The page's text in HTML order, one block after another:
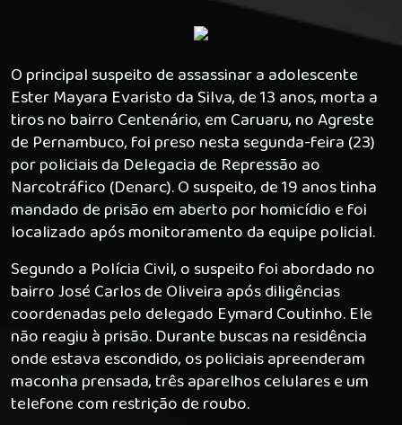
O principal suspeito de assassinar a adolescente
Ester Mayara Evaristo da Silva, de 13 anos, morta a
tiros no bairro Centenário, em Caruaru, no Agreste
de Pernambuco, foi preso nesta segunda-feira (23)
por policiais da Delegacia de Repressão ao
Narcotráfico (Denarc). O suspeito, de 19 anos tinha
mandado de prisão em aberto por homicídio e foi
localizado após monitoramento da equipe policial.
Segundo a Polícia Civil, o suspeito foi abordado no
bairro José Carlos de Oliveira após diligências
coordenadas pelo delegado Eymard Coutinho. Ele
não reagiu à prisão. Durante buscas na residência
onde estava escondido, os policiais apreenderam
maconha prensada, três aparelhos celulares e um
telefone com restrição de roubo.